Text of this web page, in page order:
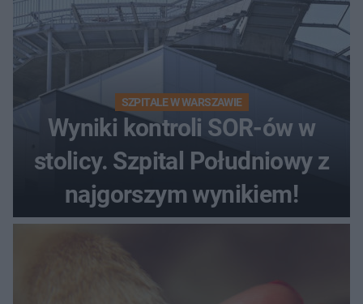
SZPITALE W WARSZAWIE
Wyniki kontroli SOR-ów w
stolicy. Szpital Południowy z
najgorszym wynikiem!